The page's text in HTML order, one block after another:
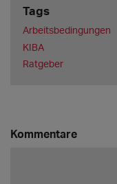
Tags
Arbeitsbedingungen
KIBA
Ratgeber
Kommentare